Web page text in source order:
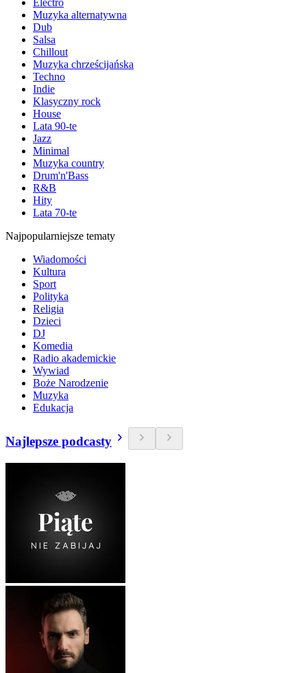
Electro
Muzyka alternatywna
Dub
Salsa
Chillout
Muzyka chrześcijańska
Techno
Indie
Klasyczny rock
House
Lata 90-te
Jazz
Minimal
Muzyka country
Drum'n'Bass
R&B
Hity
Lata 70-te
Najpopularniejsze tematy
Wiadomości
Kultura
Sport
Polityka
Religia
Dzieci
DJ
Komedia
Radio akademickie
Wywiad
Boże Narodzenie
Muzyka
Edukacja
Najlepsze podcasty